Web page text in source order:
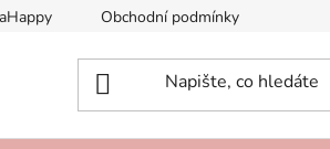
Obchodní podmínky